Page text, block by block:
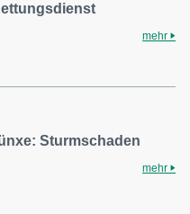
mehr
Sturmschaden
mehr